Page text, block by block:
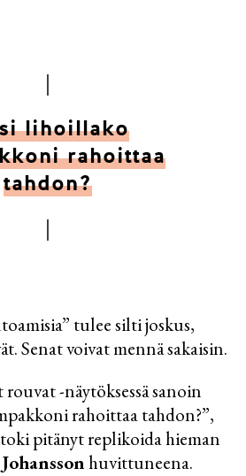
lihoillako
rahoittaa
tahdon?
tulee silti joskus,
Senat voivat mennä sakaisin.
-näytöksessä sanoin
rahoittaa tahdon?”,
pitänyt replikoida hieman
huvittuneena.